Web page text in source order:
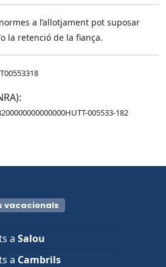
a l’allotjament pot suposar
la retenció de la fiança.
005533-182
vacacionals
a Salou
a Cambrils